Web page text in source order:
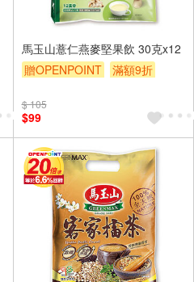
馬玉山薏仁燕麥堅果飲 30克x12
贈OPENPOINT
滿額9折
$ 105
$99